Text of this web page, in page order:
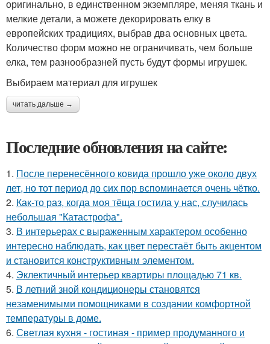
оригинально, в единственном экземпляре, меняя ткань и
мелкие детали, а можете декорировать елку в
европейских традициях, выбрав два основных цвета.
Количество форм можно не ограничивать, чем больше
елка, тем разнообразней пусть будут формы игрушек.
Выбираем материал для игрушек
читать дальше →
Последние обновления на сайте:
1. После перенесённого ковида прошло уже около двух
лет, но тот период до сих пор вспоминается очень чётко.
2. Как-то раз, когда моя тёща гостила у нас, случилась
небольшая "Катастрофа".
3. В интерьерах с выраженным характером особенно
интересно наблюдать, как цвет перестаёт быть акцентом
и становится конструктивным элементом.
4. Эклектичный интерьер квартиры площадью 71 кв.
5. В летний зной кондиционеры становятся
незаменимыми помощниками в создании комфортной
температуры в доме.
6. Светлая кухня - гостиная - пример продуманного и